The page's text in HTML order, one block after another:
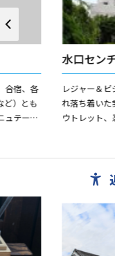
合宿、各
ど）とも
ュテーシ
水口セン
レジャー＆
れ落ち着いた
ウトレット